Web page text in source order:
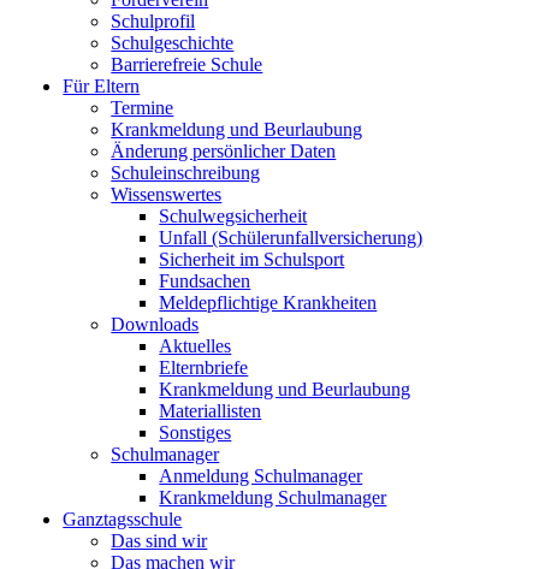
Schulprofil
Schulgeschichte
Barrierefreie Schule
Für Eltern
Termine
Krankmeldung und Beurlaubung
Änderung persönlicher Daten
Schuleinschreibung
Wissenswertes
Schulwegsicherheit
Unfall (Schülerunfallversicherung)
Sicherheit im Schulsport
Fundsachen
Meldepflichtige Krankheiten
Downloads
Aktuelles
Elternbriefe
Krankmeldung und Beurlaubung
Materiallisten
Sonstiges
Schulmanager
Anmeldung Schulmanager
Krankmeldung Schulmanager
Ganztagsschule
Das sind wir
Das machen wir